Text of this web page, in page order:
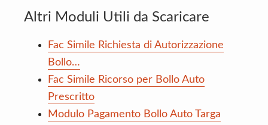
Altri Moduli Utili da Scaricare
Fac Simile Richiesta di Autorizzazione
Bollo…
Fac Simile Ricorso per Bollo Auto
Prescritto
Modulo Pagamento Bollo Auto Targa